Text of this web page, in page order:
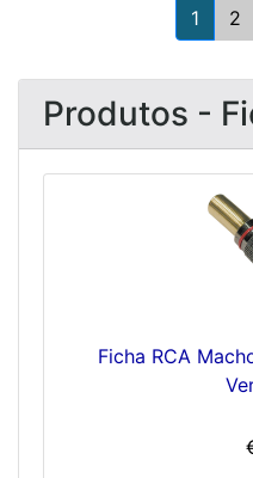
1
2
Produtos -
Ficha RCA